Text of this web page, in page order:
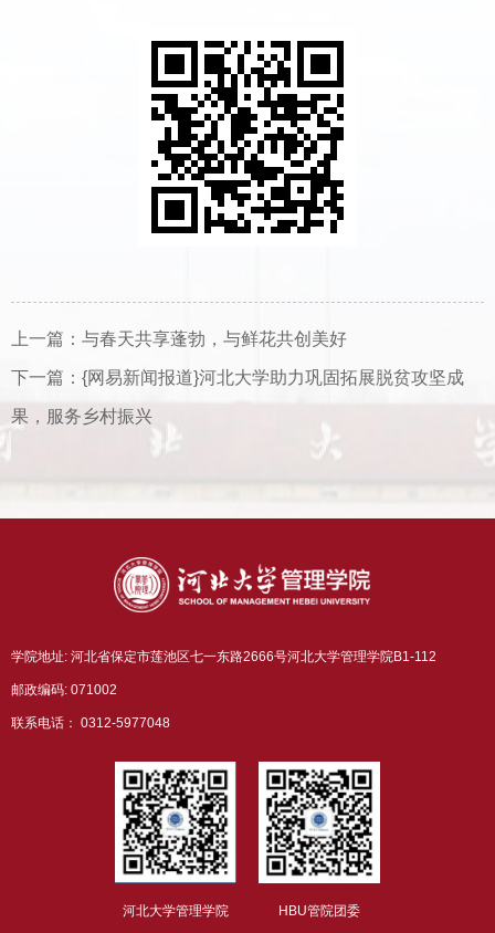
上一篇： 与春天共享蓬勃，与鲜花共创美好
下一篇： {网易新闻报道}河北大学助力巩固拓展脱贫攻坚成
果，服务乡村振兴
学院地址: 河北省保定市莲池区七一东路2666号河北大学管理学院B1-112
邮政编码: 071002
联系电话： 0312-5977048
河北大学管理学院 HBU管院团委